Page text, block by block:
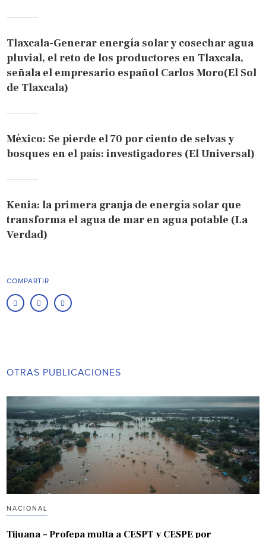
Tlaxcala-Generar energía solar y cosechar agua
pluvial, el reto de los productores en Tlaxcala,
señala el empresario español Carlos Moro(El Sol
de Tlaxcala)
México: Se pierde el 70 por ciento de selvas y
bosques en el país: investigadores (El Universal)
Kenia: la primera granja de energía solar que
transforma el agua de mar en agua potable (La
Verdad)
COMPARTIR
OTRAS PUBLICACIONES
NACIONAL
Tijuana – Profepa multa a CESPT y CESPE por